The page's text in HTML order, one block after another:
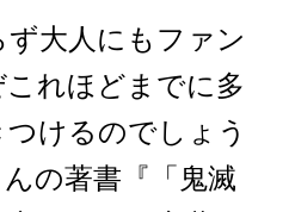
大人にもファン
れほどまでに多
けるのでしょう
の著書『「鬼滅